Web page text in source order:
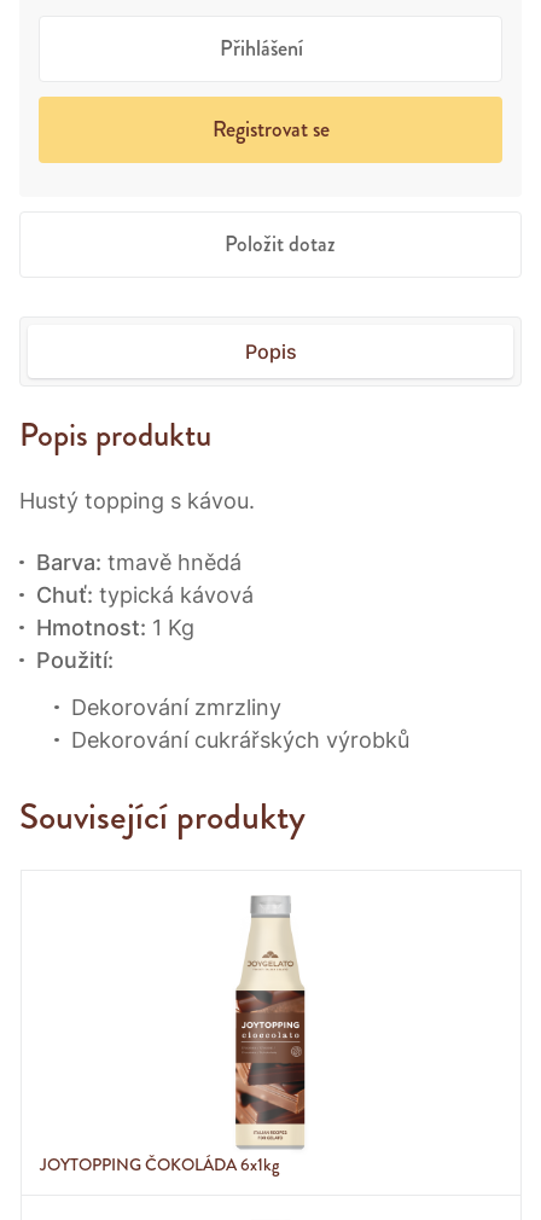
Přihlášení
Registrovat se
Položit dotaz
Popis
Popis produktu
Hustý topping s kávou.
Barva: tmavě hnědá
Chuť: typická kávová
Hmotnost: 1 Kg
Použití:
Dekorování zmrzliny
Dekorování cukrářských výrobků
Související produkty
JOYTOPPING ČOKOLÁDA 6x1kg